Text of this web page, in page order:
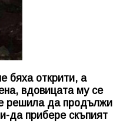
бяха открити, а
вдовицата му се
е решила да продължи
да прибере скъпият